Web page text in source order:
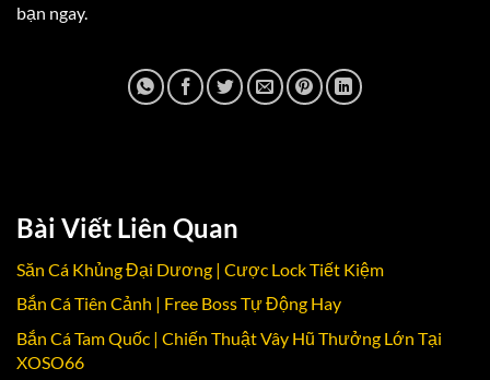
bạn ngay.
Bài Viết Liên Quan
Săn Cá Khủng Đại Dương | Cược Lock Tiết Kiệm
Bắn Cá Tiên Cảnh | Free Boss Tự Động Hay
Bắn Cá Tam Quốc | Chiến Thuật Vây Hũ Thưởng Lớn Tại
XOSO66